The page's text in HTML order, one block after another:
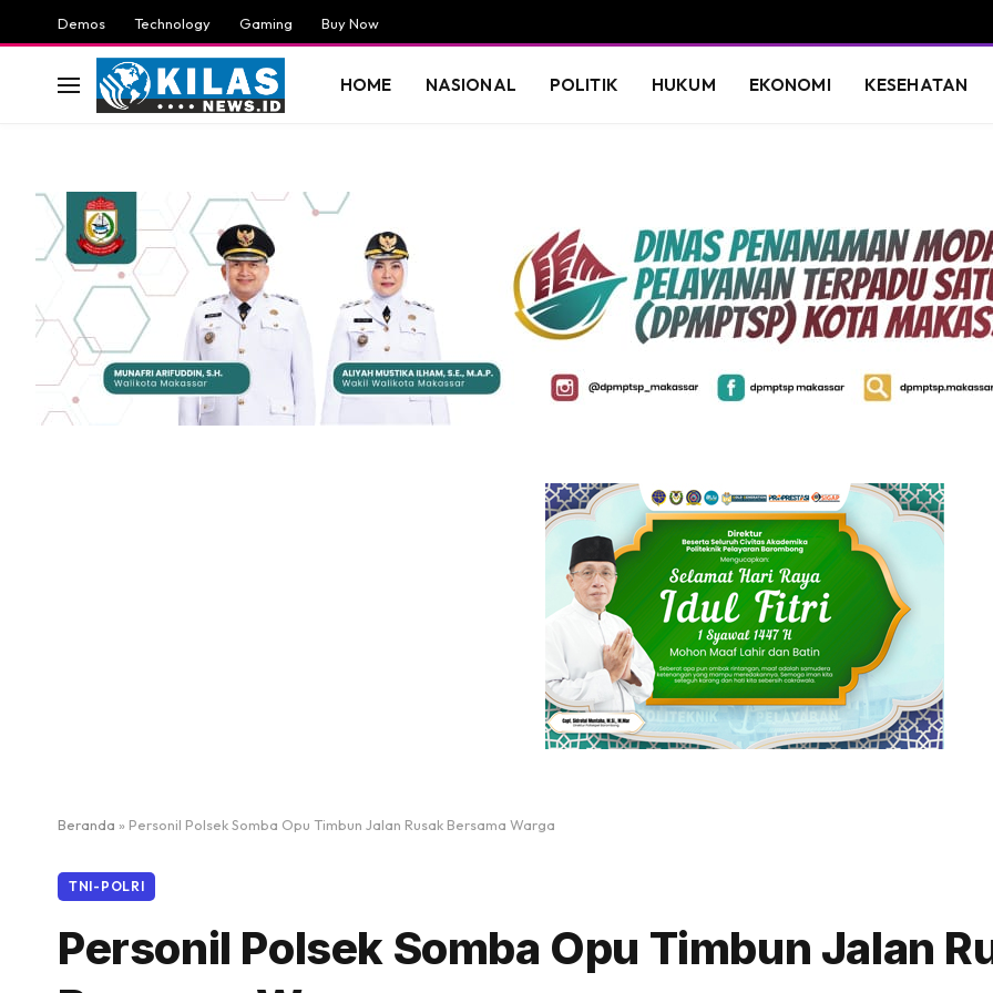
Demos Technology Gaming Buy Now
HOME NASIONAL POLITIK HUKUM EKONOMI KESEHATAN
Beranda » Personil Polsek Somba Opu Timbun Jalan Rusak Bersama Warga
TNI-POLRI
Personil Polsek Somba Opu Timbun Jalan